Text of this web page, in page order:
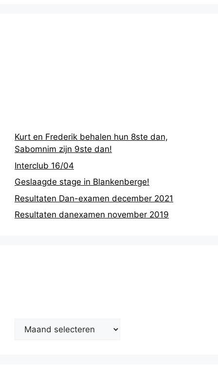
Kurt en Frederik behalen hun 8ste dan,
Sabomnim zijn 9ste dan!
Interclub 16/04
Geslaagde stage in Blankenberge!
Resultaten Dan-examen december 2021
Resultaten danexamen november 2019